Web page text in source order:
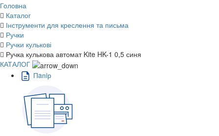
Головна
Каталог
Інструменти для креслення та письма
Ручки
Ручки кулькові
Ручка кулькова автомат Kite HK-1 0,5 синя
КАТАЛОГ
Пaпiр